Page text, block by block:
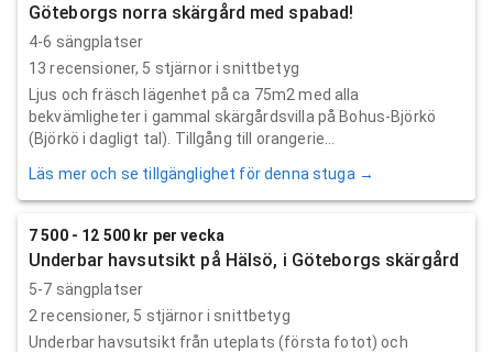
Göteborgs norra skärgård med spabad!
4-6 sängplatser
13 recensioner, 5 stjärnor i snittbetyg
Ljus och fräsch lägenhet på ca 75m2 med alla
bekvämligheter i gammal skärgårdsvilla på Bohus-Björkö
(Björkö i dagligt tal). Tillgång till orangerie...
Läs mer och se tillgänglighet för denna stuga →
7 500 - 12 500 kr per vecka
Underbar havsutsikt på Hälsö, i Göteborgs skärgård
5-7 sängplatser
2 recensioner, 5 stjärnor i snittbetyg
Underbar havsutsikt från uteplats (första fotot) och